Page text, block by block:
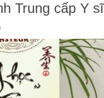
Trung cấp Y